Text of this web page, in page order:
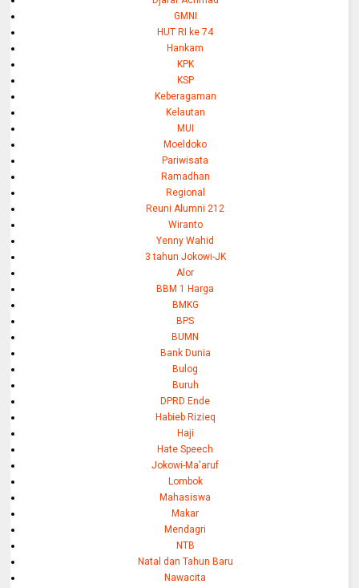
GMNI
HUT RI ke 74
Hankam
KPK
KSP
Keberagaman
Kelautan
MUI
Moeldoko
Pariwisata
Ramadhan
Regional
Reuni Alumni 212
Wiranto
Yenny Wahid
3 tahun Jokowi-JK
Alor
BBM 1 Harga
BMKG
BPS
BUMN
Bank Dunia
Bulog
Buruh
DPRD Ende
Habieb Rizieq
Haji
Hate Speech
Jokowi-Ma'aruf
Lombok
Mahasiswa
Makar
Mendagri
NTB
Natal dan Tahun Baru
Nawacita